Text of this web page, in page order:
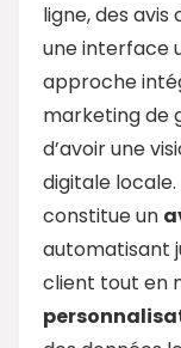
ligne, des
une interface
approche
marketing de
d’avoir une
digitale locale.
constitue un
automatisant
client tout en